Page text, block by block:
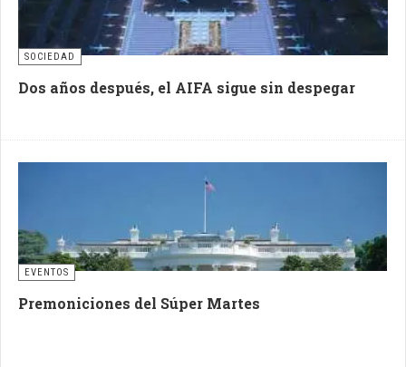
SOCIEDAD
Dos años después, el AIFA sigue sin despegar
EVENTOS
Premoniciones del Súper Martes